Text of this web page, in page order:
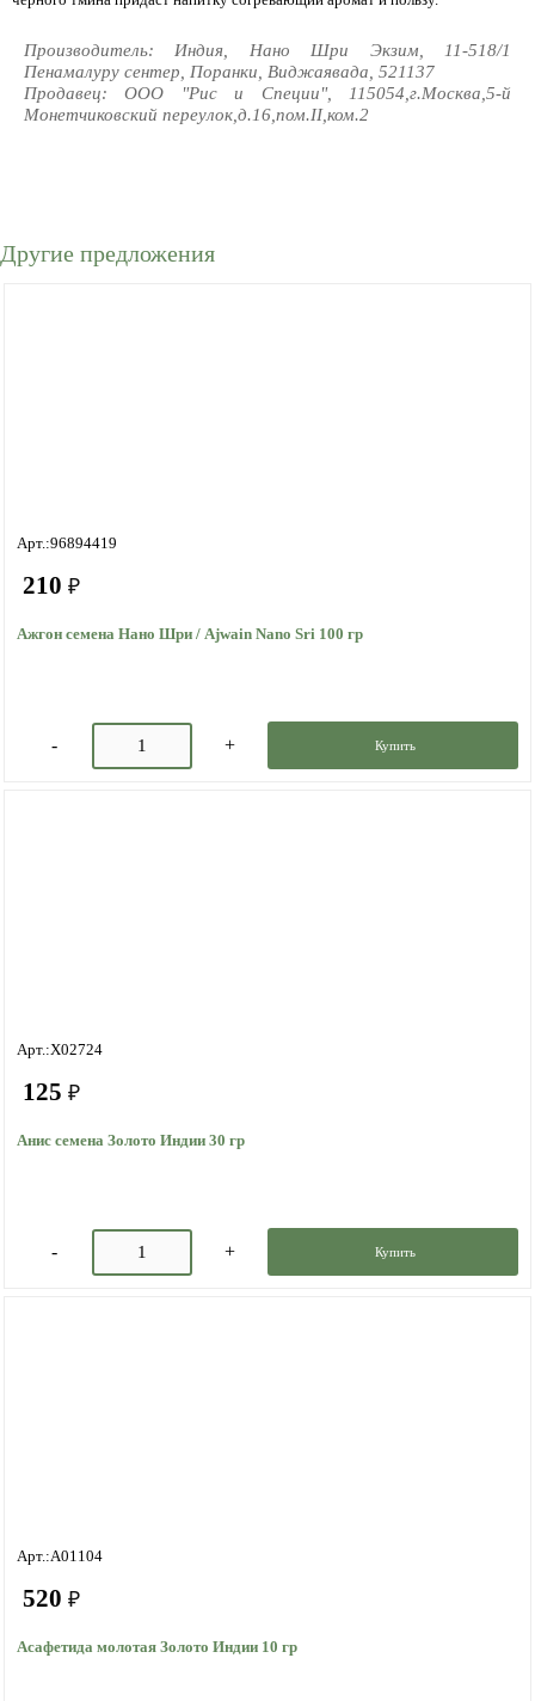
Производитель: Индия, Нано Шри Экзим, 11-518/1
Пенамалуру сентер, Поранки, Виджаявада, 521137
Продавец: ООО "Рис и Специи", 115054,г.Москва,5-й
Монетчиковский переулок,д.16,пом.II,ком.2
Другие предложения
Арт.:96894419
210 ₽
Ажгон семена Нано Шри / Ajwain Nano Sri 100 гр
Купить
Арт.:X02724
125 ₽
Анис семена Золото Индии 30 гр
Купить
Арт.:A01104
520 ₽
Асафетида молотая Золото Индии 10 гр